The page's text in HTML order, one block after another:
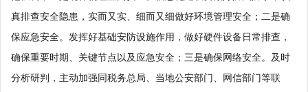
真排查安全隐患，实而又实、细而又细做好环境管理安全；二是确
保应急安全。发挥好基础安防设施作用，做好硬件设备日常排查，
确保重要时期、关键节点以及应急安全；三是确保网络安全。及时
分析研判，主动加强同税务总局、当地公安部门、网信部门等联